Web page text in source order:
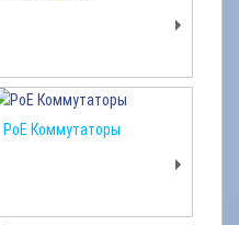
PoE Коммутаторы